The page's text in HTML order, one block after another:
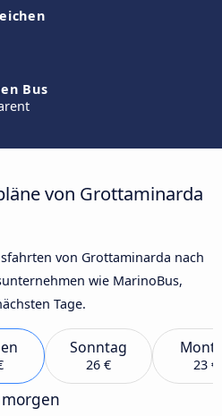
Bus
von Grottaminarda
von Grottaminarda nach
wie MarinoBus,
Tage.
Sonntag
26 € 23 €